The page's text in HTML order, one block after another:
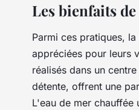
Les bienfaits
Parmi ces pratiques, la
appréciées pour leurs
réalisés dans un
détente, offrent une
L'eau de mer chauffée